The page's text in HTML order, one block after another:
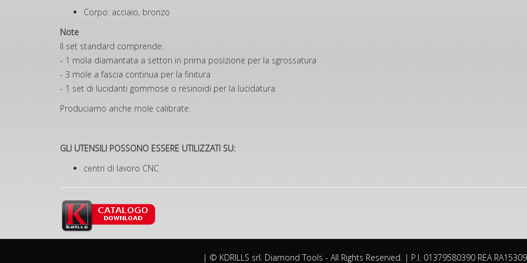
Corpo: acciaio, bronzo
Note
Il set standard comprende:
- 1 mola diamantata a settori in prima posizione per la sgrossatura
- 3 mole a fascia continua per la finitura
- 1 set di lucidanti gommose o resinoidi per la lucidatura
Produciamo anche mole calibrate.
GLI UTENSILI POSSONO ESSERE UTILIZZATI SU:
centri di lavoro CNC
| © KDRILLS srl. Diamond Tools - All Rights Reserved. | P.I. 01379580390 REA